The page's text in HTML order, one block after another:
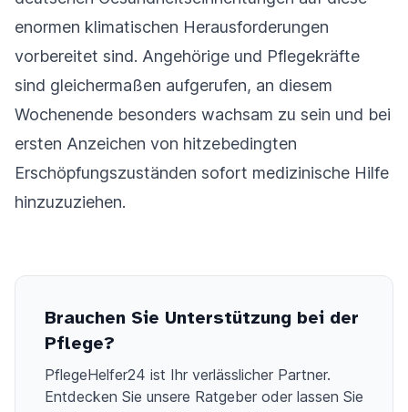
enormen klimatischen Herausforderungen
vorbereitet sind. Angehörige und Pflegekräfte
sind gleichermaßen aufgerufen, an diesem
Wochenende besonders wachsam zu sein und bei
ersten Anzeichen von hitzebedingten
Erschöpfungszuständen sofort medizinische Hilfe
hinzuzuziehen.
Brauchen Sie Unterstützung bei der
Pflege?
PflegeHelfer24 ist Ihr verlässlicher Partner.
Entdecken Sie unsere Ratgeber oder lassen Sie